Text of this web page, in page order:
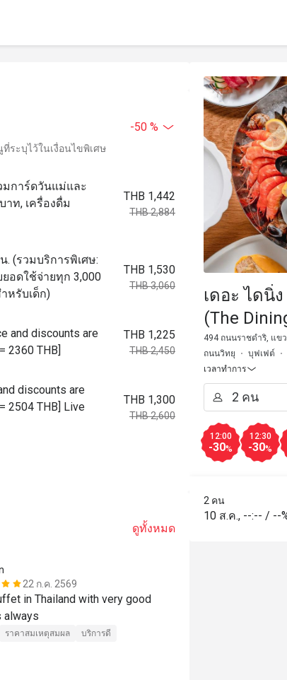
-50 %
ระบุไว้ในเงื่อนไขพิเศษ
มการ์ดวันแม่และ
ท, เครื่องดื่ม
THB 1,442
THB 2,884
. (รวมบริการพิเศษ:
อดใช้จ่ายทุก 3,000
หรับเด็ก)
THB 1,530
THB 3,060
and discounts are
2360 THB]
THB 1,225
THB 2,450
discounts are
2504 THB] Live
THB 1,300
THB 2,600
ดูทั้งหมด
22 ก.ค. 2569
in Thailand with very good
ราคาสมเหตุสมผล บริการดี
เดอะ ไดนิ่
(The
494 ถนนราชดำริ, แข
ถนนวิทยุ
บุฟเฟต์
เวลาทำการ
12:00
-30%
12:30
-30%
2 คน
10 ส.ค., --:-- / --